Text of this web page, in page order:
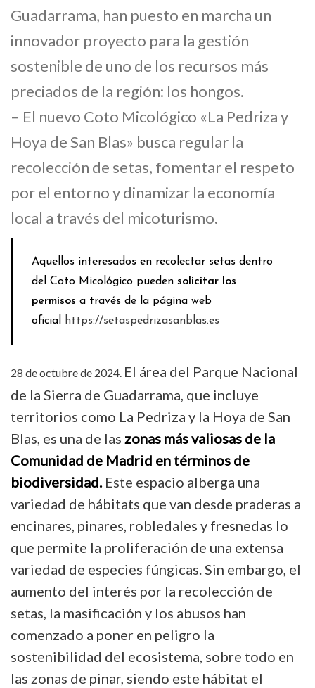
Guadarrama, han puesto en marcha un
innovador proyecto para la gestión
sostenible de uno de los recursos más
preciados de la región: los hongos.
– El nuevo Coto Micológico «La Pedriza y
Hoya de San Blas» busca regular la
recolección de setas, fomentar el respeto
por el entorno y dinamizar la economía
local a través del micoturismo.
Aquellos interesados en recolectar setas dentro
del Coto Micológico pueden solicitar los
permisos a través de la página web
oficial
https://setaspedrizasanblas.es
28 de octubre de 2024. El área del Parque Nacional
de la Sierra de Guadarrama, que incluye
territorios como La Pedriza y la Hoya de San
Blas, es una de las zonas más valiosas de la
Comunidad de Madrid en términos de
biodiversidad.Este espacio alberga una
variedad de hábitats que van desde praderas a
encinares, pinares, robledales y fresnedas lo
que permite la proliferación de una extensa
variedad de especies fúngicas. Sin embargo, el
aumento del interés por la recolección de
setas, la masificación y los abusos han
comenzado a poner en peligro la
sostenibilidad del ecosistema, sobre todo en
las zonas de pinar, siendo este hábitat el